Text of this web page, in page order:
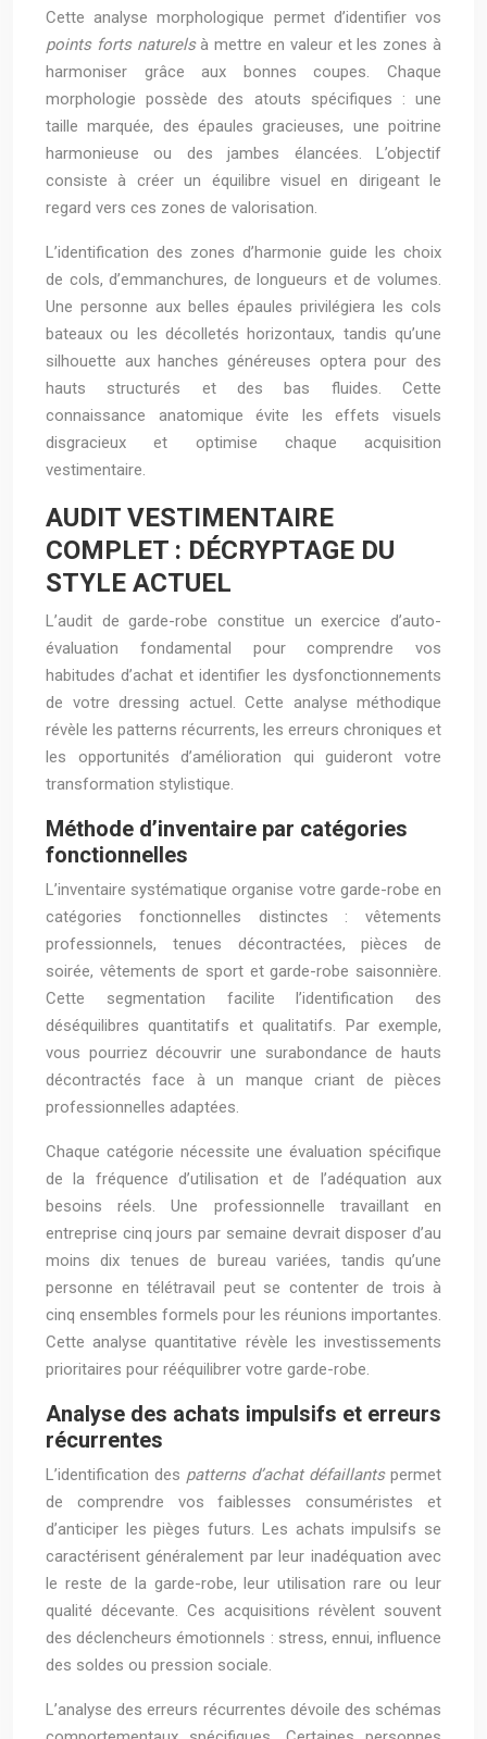
Cette analyse morphologique permet d’identifier vos
points forts naturelsà mettre en valeur et les zones à
harmoniser grâce aux bonnes coupes. Chaque
morphologie possède des atouts spécifiques : une
taille marquée, des épaules gracieuses, une poitrine
harmonieuse ou des jambes élancées. L’objectif
consiste à créer un équilibre visuel en dirigeant le
regard vers ces zones de valorisation.
L’identification des zones d’harmonie guide les choix
de cols, d’emmanchures, de longueurs et de volumes.
Une personne aux belles épaules privilégiera les cols
bateaux ou les décolletés horizontaux, tandis qu’une
silhouette aux hanches généreuses optera pour des
hauts structurés et des bas fluides. Cette
connaissance anatomique évite les effets visuels
disgracieux et optimise chaque acquisition
vestimentaire.
AUDIT VESTIMENTAIRE
COMPLET : DÉCRYPTAGE DU
STYLE ACTUEL
L’audit de garde-robe constitue un exercice d’auto-
évaluation fondamental pour comprendre vos
habitudes d’achat et identifier les dysfonctionnements
de votre dressing actuel. Cette analyse méthodique
révèle les patterns récurrents, les erreurs chroniques et
les opportunités d’amélioration qui guideront votre
transformation stylistique.
Méthode d’inventaire par catégories
fonctionnelles
L’inventaire systématique organise votre garde-robe en
catégories fonctionnelles distinctes : vêtements
professionnels, tenues décontractées, pièces de
soirée, vêtements de sport et garde-robe saisonnière.
Cette segmentation facilite l’identification des
déséquilibres quantitatifs et qualitatifs. Par exemple,
vous pourriez découvrir une surabondance de hauts
décontractés face à un manque criant de pièces
professionnelles adaptées.
Chaque catégorie nécessite une évaluation spécifique
de la fréquence d’utilisation et de l’adéquation aux
besoins réels. Une professionnelle travaillant en
entreprise cinq jours par semaine devrait disposer d’au
moins dix tenues de bureau variées, tandis qu’une
personne en télétravail peut se contenter de trois à
cinq ensembles formels pour les réunions importantes.
Cette analyse quantitative révèle les investissements
prioritaires pour rééquilibrer votre garde-robe.
Analyse des achats impulsifs et erreurs
récurrentes
L’identification des patterns d’achat défaillants permet
de comprendre vos faiblesses consuméristes et
d’anticiper les pièges futurs. Les achats impulsifs se
caractérisent généralement par leur inadéquation avec
le reste de la garde-robe, leur utilisation rare ou leur
qualité décevante. Ces acquisitions révèlent souvent
des déclencheurs émotionnels : stress, ennui, influence
des soldes ou pression sociale.
L’analyse des erreurs récurrentes dévoile des schémas